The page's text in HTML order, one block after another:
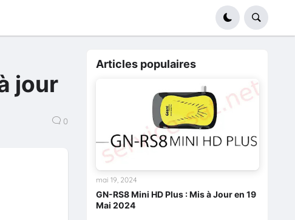
jour
0
Articles populaires
GN-RS8 Mini HD Plus : Mis à Jour en 19
Mai 2024
mai 19, 2024